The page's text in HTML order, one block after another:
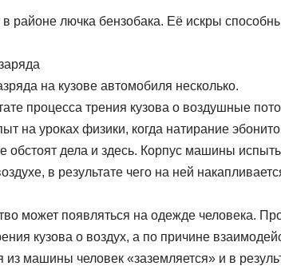
в районе лючка бензобака. Её искры
на кузове автомобиля несколько.
процесса трения кузова о воздушные
на уроках физики, когда натирание
обстоят дела и здесь. Корпус машины
в результате чего на ней
может появляться на одежде человека.
кузова о воздух, а по причине
машины человек «заземляется» и в